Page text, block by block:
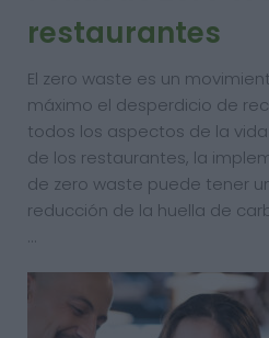
restaurantes
El zero waste es un
máximo el desperdicio de
todos los aspectos de la
de los restaurantes, la
de zero waste puede tener
reducción de la huella de
…